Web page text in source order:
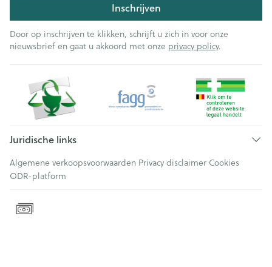
Inschrijven
Door op inschrijven te klikken, schrijft u zich in voor onze
nieuwsbrief en gaat u akkoord met onze privacy policy.
Juridische links
Algemene verkoopsvoorwaarden Privacy disclaimer Cookies
ODR-platform